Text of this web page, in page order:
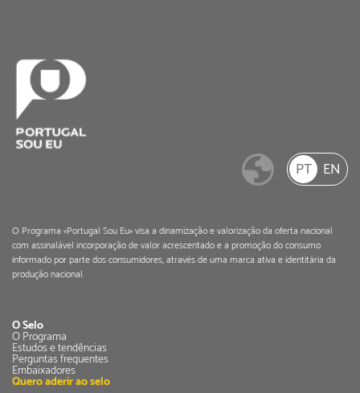
PT EN
O Programa «Portugal Sou Eu» visa a dinamização e valorização da oferta nacional
com assinalável incorporação de valor acrescentado e a promoção do consumo
informado por parte dos consumidores, através de uma marca ativa e identitária da
produção nacional.
O Selo
O Programa
Estudos e tendências
Perguntas frequentes
Embaixadores
Quero aderir ao selo